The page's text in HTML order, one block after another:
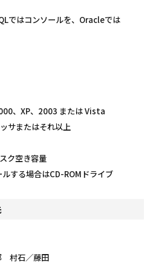
ではコンソールを、Oracleでは
、XP、2003 または Vista
サまたはそれ以上
ク空き容量
する場合はCD-ROMドライブ
村石／藤田